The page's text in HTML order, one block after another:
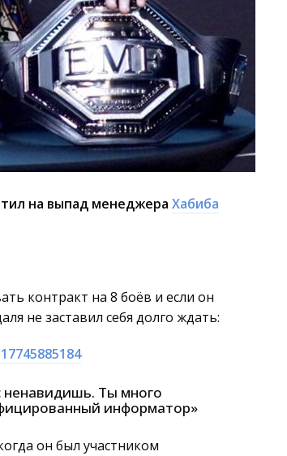
на выпад менеджера Хабиба
контракт на 8 боёв и если он
не заставил себя долго ждать:
ненавидишь. Ты много
информатор»
он был участником